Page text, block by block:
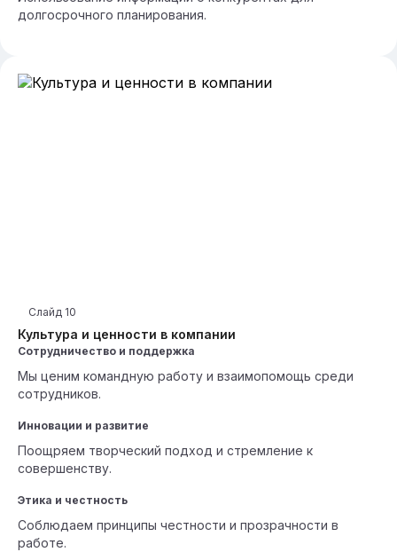
долгосрочного планирования.
Культура и ценности в компании
Слайд 10
Сотрудничество и поддержка
Мы ценим командную работу и взаимопомощь среди
сотрудников.
Инновации и развитие
Поощряем творческий подход и стремление к
совершенству.
Этика и честность
Соблюдаем принципы честности и прозрачности в
работе.